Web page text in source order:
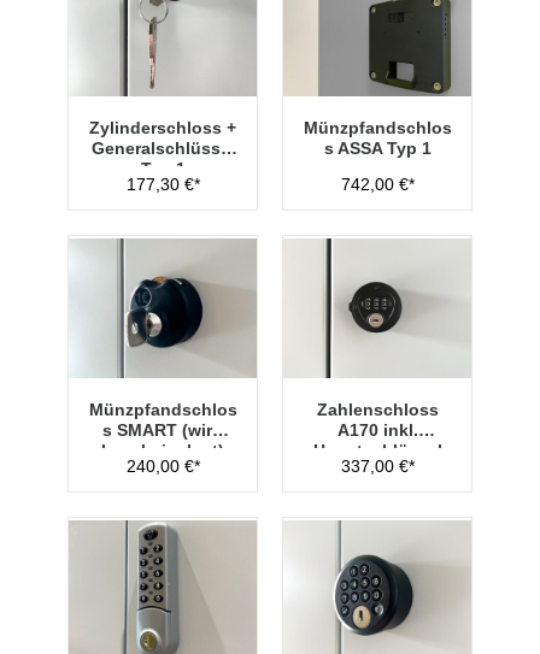
Zylinderschloss +
Generalschlüssel
Typ 1
177,30 €*
Münzpfandschlos
s ASSA Typ 1
742,00 €*
Münzpfandschlos
s SMART (wird
lose beigelegt)
240,00 €*
Zahlenschloss
A170 inkl.
Hauptschlüssel
Typ 1
337,00 €*